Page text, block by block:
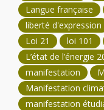
Langue française
liberté d'expression
Loi 21
loi 101
L’état de l’énergie
manifestation
Manifestation
manifestation